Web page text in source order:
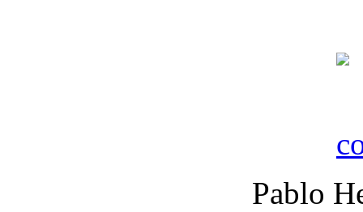
Pablo